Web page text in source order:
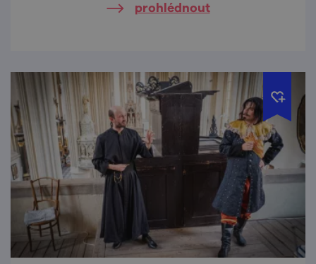
prohlédnout